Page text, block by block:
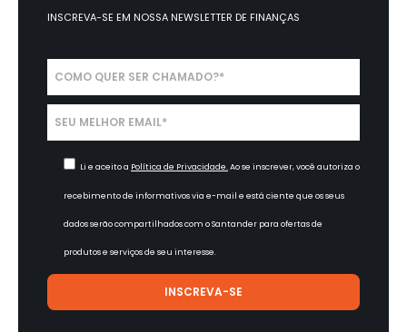
INSCREVA-SE EM NOSSA NEWSLETTER DE FINANÇAS
Li e aceito a Política de Privacidade.Ao se inscrever, você autoriza o
recebimento de informativos via e-mail e está ciente que os seus
dados serão compartilhados com o Santander para ofertas de
produtos e serviços de seu interesse.